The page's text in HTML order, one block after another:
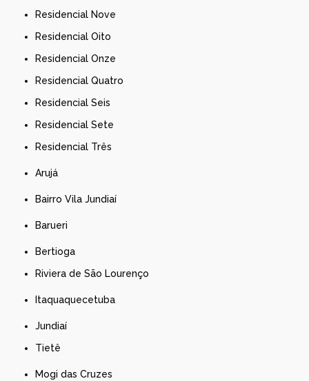
Residencial Nove
Residencial Oito
Residencial Onze
Residencial Quatro
Residencial Seis
Residencial Sete
Residencial Três
Arujá
Bairro Vila Jundiaí
Barueri
Bertioga
Riviera de São Lourenço
Itaquaquecetuba
Jundiaí
Tietê
Mogi das Cruzes